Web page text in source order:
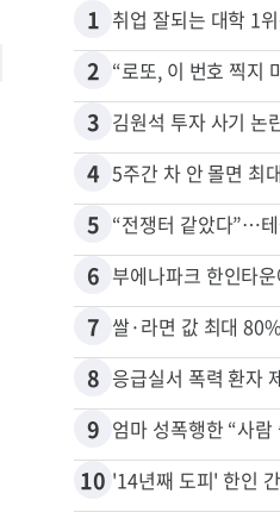
1 취업 잘되는 대학 1
2
3 김원석 투자 사기 논
4 5주간 차 안 몰면 최
5
6
7
8
9
10